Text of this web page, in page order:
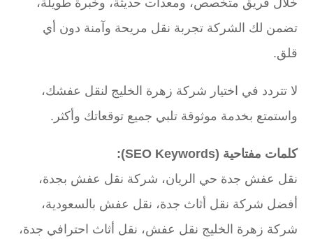
خلال فريق متخصص، ومعدات حديثة، وخبرة طويلة،
تضمن لك الشركة تجربة نقل مريحة وآمنة دون أي
قلق.
لا تتردد في اختيار شركة زهرة الخليج لنقل عفشك،
واستمتع بخدمة موثوقة تلبي جميع توقعاتك وأكثر.
كلمات مفتاحية (SEO Keywords):
نقل عفش جدة حي الريان، شركة نقل عفش بجدة،
أفضل شركة نقل أثاث جدة، نقل عفش بالسعودية،
شركة زهرة الخليج نقل عفش، نقل أثاث احترافي جدة،